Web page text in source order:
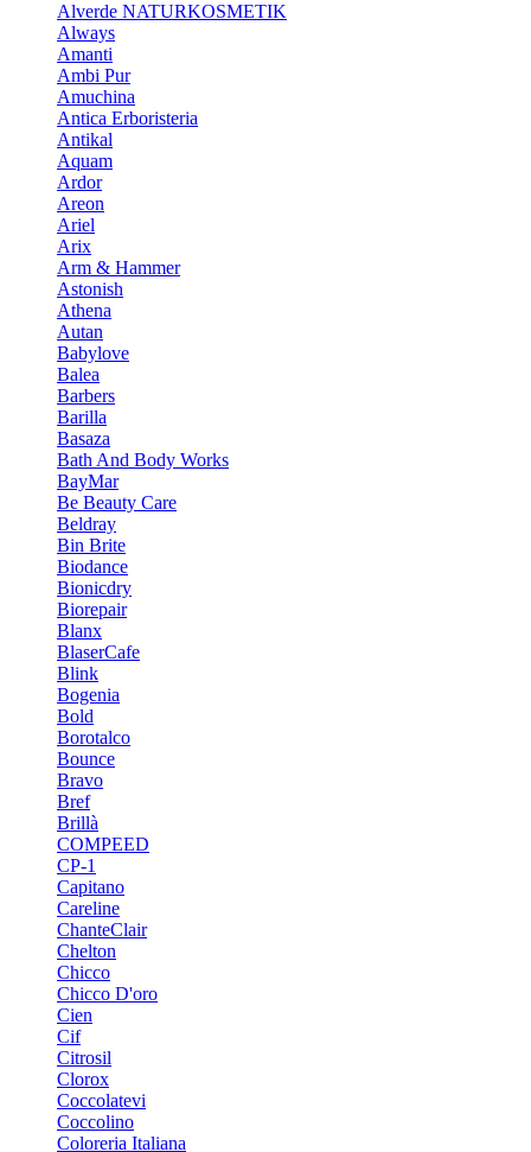
Alverde NATURKOSMETIK
Always
Amanti
Ambi Pur
Amuchina
Antica Erboristeria
Antikal
Aquam
Ardor
Areon
Ariel
Arix
Arm & Hammer
Astonish
Athena
Autan
Babylove
Balea
Barbers
Barilla
Basaza
Bath And Body Works
BayMar
Be Beauty Care
Beldray
Bin Brite
Biodance
Bionicdry
Biorepair
Blanx
BlaserCafe
Blink
Bogenia
Bold
Borotalco
Bounce
Bravo
Bref
Brillà
COMPEED
CP-1
Capitano
Careline
ChanteСlair
Chelton
Chicco
Chicco D'oro
Cien
Cif
Citrosil
Clorox
Coccolatevi
Coccolino
Coloreria Italiana